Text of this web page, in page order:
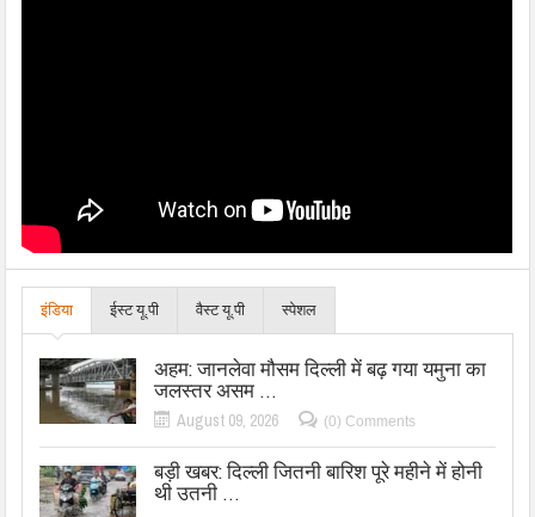
इंडिया ईस्ट यू.पी वैस्ट यू.पी स्पेशल
अहम: जानलेवा मौसम दिल्ली में बढ़ गया यमुना का
जलस्तर असम …
August 09, 2026 (0) Comments
बड़ी खबर: दिल्ली जितनी बारिश पूरे महीने में होनी
थी उतनी …